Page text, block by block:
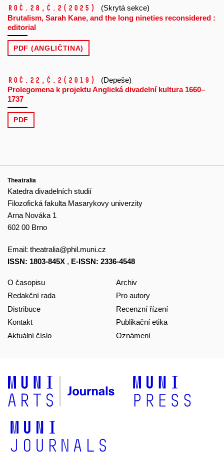
Roč.28, č.2 (2025)
(Skrytá sekce)
Brutalism, Sarah Kane, and the long nineties reconsidered :
editorial
PDF (ANGLIČTINA)
Roč.22, č.2 (2019)
(Depeše)
Prolegomena k projektu Anglická divadelní kultura 1660–
1737
PDF
Theatralia
Katedra divadelních studií
Filozofická fakulta Masarykovy univerzity
Arna Nováka 1
602 00 Brno
Email: theatralia@phil.muni.cz
ISSN: 1803-845X , E-ISSN: 2336-4548
O časopisu
Redakční rada
Distribuce
Kontakt
Aktuální číslo
Archiv
Pro autory
Recenzní řízení
Publikační etika
Oznámení